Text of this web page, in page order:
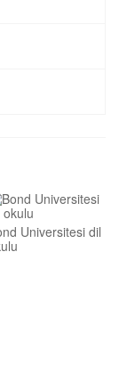
Universitesi dil